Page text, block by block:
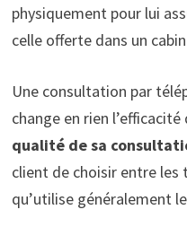
physiquement pour lui
celle offerte dans un
Une consultation par
change en rien
qualité de sa
client de choisir entre les
qu’utilise généralement